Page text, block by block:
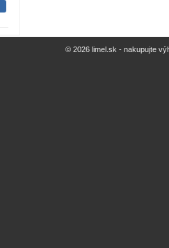
© 2026 limel.sk - nakupujte